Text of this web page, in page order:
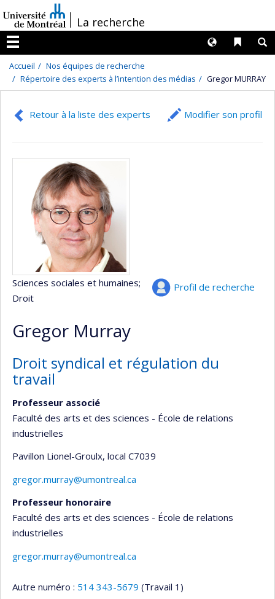
au
contenu
/La recherche
Menu
Liens
Langues
Accueil
Nos équipes de recherche
Répertoire des experts à l’intention des médias
Gregor MURRAY
Retour à la liste des experts Modifier son profil
Profil de recherche
Sciences sociales et humaines;
Droit
Gregor Murray
Droit syndical et régulation du
travail
Professeur associé
Faculté des arts et des sciences - École de relations
industrielles
Pavillon Lionel-Groulx, local C7039
gregor.murray@umontreal.ca
Professeur honoraire
Faculté des arts et des sciences - École de relations
industrielles
gregor.murray@umontreal.ca
Autre numéro : 514 343-5679 (Travail 1)